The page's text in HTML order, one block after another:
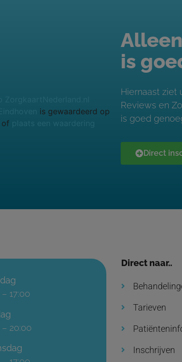
is gewaardeerd op
of
is
Hiernaast ziet
Reviews en
is goed
Direct
17:00
20:00
Direct naar..
Tarieven
Inschrijven